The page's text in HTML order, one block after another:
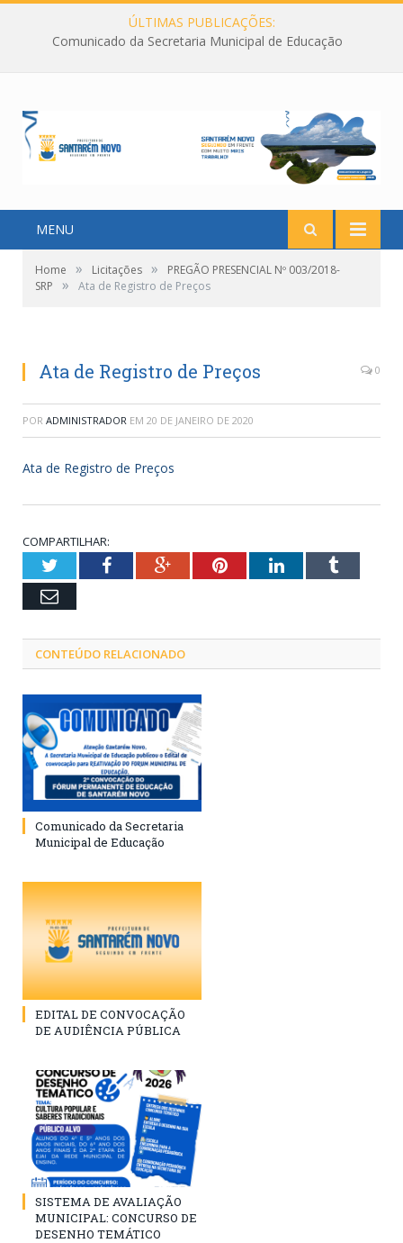
ÚLTIMAS PUBLICAÇÕES:
Comunicado da Secretaria Municipal de Educação
MENU
Home » Licitações »
PREGÃO PRESENCIAL Nº 003/2018-
SRP
» Ata de Registro de Preços
Ata de Registro de Preços 0
POR ADMINISTRADOR EM 20 DE JANEIRO DE 2020
Ata de Registro de Preços
COMPARTILHAR:
TwitterFacebookGoogle+PinterestLinkedInTumblr
Email
CONTEÚDO RELACIONADO
Comunicado da Secretaria
Municipal de Educação
EDITAL DE CONVOCAÇÃO
DE AUDIÊNCIA PÚBLICA
SISTEMA DE AVALIAÇÃO
MUNICIPAL: CONCURSO DE
DESENHO TEMÁTICO